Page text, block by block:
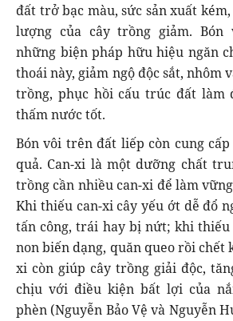
đất trở bạc màu, sức sản xuất
lượng của cây trồng giảm.
những biện pháp hữu hiệu ngăn
thoái này, giảm ngộ độc sắt, nhôm
trồng, phục hồi cấu trúc đất làm
thấm nước tốt.
Bón vôi trên đất liếp còn cung
quả. Can-xi là một dưỡng chất
trồng cần nhiều can-xi để làm
Khi thiếu can-xi cây yếu ớt dễ đổ
tấn công, trái hay bị nứt; khi
non biến dạng, quăn queo rồi chết
xi còn giúp cây trồng giải độc,
chịu với điều kiện bất lợi của
phèn (Nguyễn Bảo Vệ và Nguyễn